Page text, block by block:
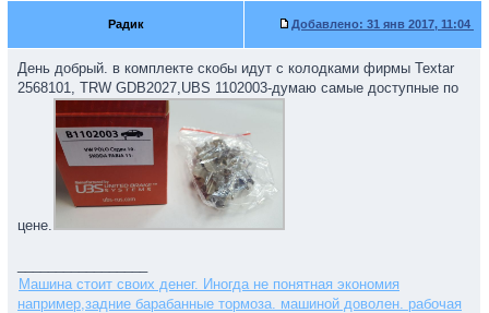
Радик Добавлено: 31 янв 2017, 11:04
День добрый. в комплекте скобы идут с колодками фирмы Textar
2568101, TRW GDB2027,UBS 1102003-думаю самые доступные по
цене.
Машина стоит своих денег. Иногда не понятная экономия
например,задние барабанные тормоза. машиной доволен. рабочая